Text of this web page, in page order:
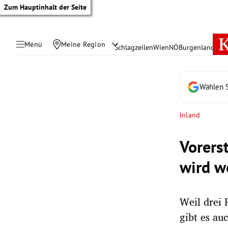
Zum Hauptinhalt der Seite
Menü Meine Region SchlagzeilenWienNÖBurgenland
Wählen
Inland
wird
Weil drei
gibt es